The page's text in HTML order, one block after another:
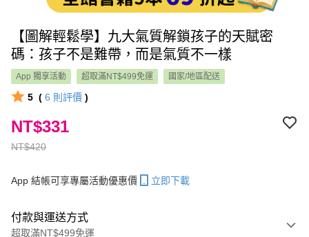
【圖解輕鬆學】九大氣質解鎖孩子的天賦密
碼：孩子不是難帶，而是氣質不一樣
App 獨享活動 超取滿NT$499免運 國家/地區配送
5 ( 6 則評價 )
NT$420
NT$331
App 結帳可享專屬活動優惠價 立即下載
付款與運送方式
超取滿NT$499免運